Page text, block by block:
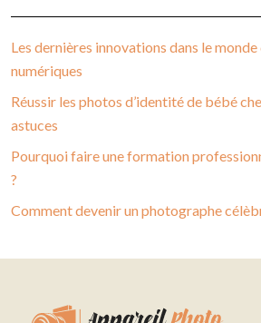
Les dernières innovations dans le
numériques
Réussir les photos d’identité de bébé
astuces
Pourquoi faire une formation
?
Comment devenir un photographe